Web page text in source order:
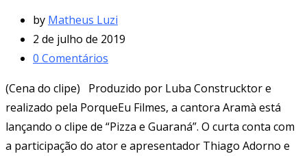
by Matheus Luzi
2 de julho de 2019
0 Comentários
(Cena do clipe) Produzido por Luba Construcktor e
realizado pela PorqueEu Filmes, a cantora Aramà está
lançando o clipe de “Pizza e Guaraná”. O curta conta com
a participação do ator e apresentador Thiago Adorno e